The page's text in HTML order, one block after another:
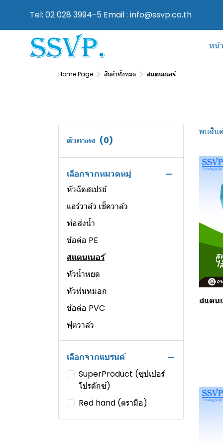
Tel: 02 028 3994-5 Email : info@ssvp.co.th
หน้
Home Page สินค้าทั้งหมด สแตนเนอร์
ตัวกรอง (0)
เลือกจากหมวดหมู่
สินค้าทั้งหมด
อุปกรณ์ในสวน
หัวฉ๊ดสเปรย์
แอร์วาล์ว เช็ควาล์ว
ท่อส่งน้ำ
ข้อต่อ PE
สแตนเนอร์
หัวน้ำหยด
หัวพ่นหมอก
ข้อต่อ PVC
ฟุตวาล์ว
วาล์ว
มินิสปริงเกอร์
สปริงเกอร์
เลือกจากแบรนด์
SuperProduct (ซุปเปอร์
โปรดักซ์)
Red hand (ตรามือ)
พบสิน
สแตน